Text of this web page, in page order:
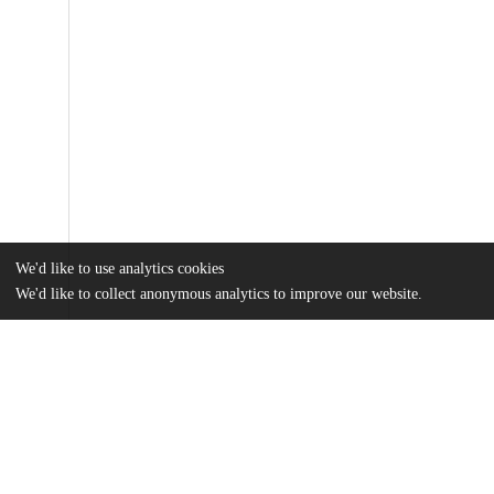
We'd like to use analytics cookies
We'd like to collect anonymous analytics to improve our website.